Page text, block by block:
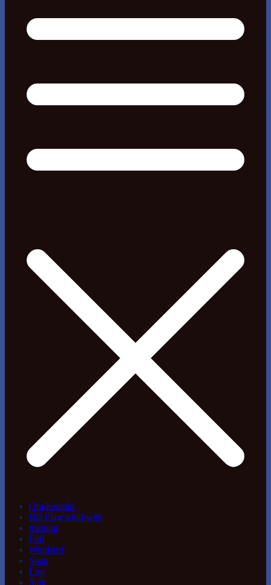
Om/kontakt
Blå Flag/wind/web
træning
Foil
Windsurf
Snak
Log
Salg